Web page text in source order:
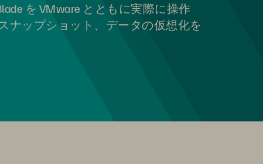
を VMware とともに実際に操作
ナップショット、データの仮想化を